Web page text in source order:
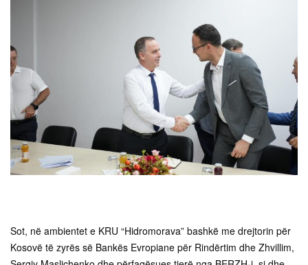
Sot, në ambientet e KRU “Hidromorava” bashkë me drejtorin për
Kosovë të zyrës së Bankës Evropiane për Rindërtim dhe Zhvillim,